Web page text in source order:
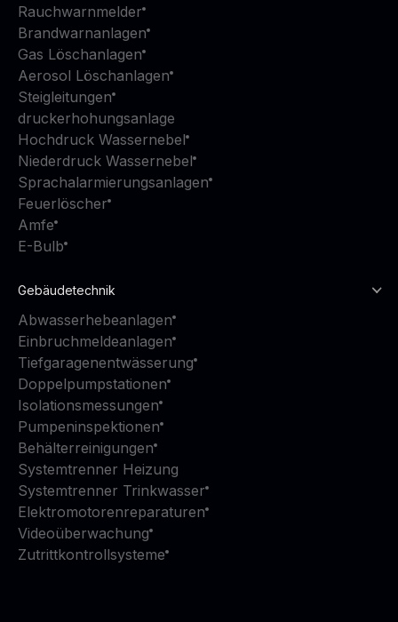
Rauchwarnmelder
Brandwarnanlagen
Gas Löschanlagen
Aerosol Löschanlagen
Steigleitungen
druckerhohungsanlage
Hochdruck Wassernebel
Niederdruck Wassernebel
Sprachalarmierungsanlagen
Feuerlöscher
Amfe
E-Bulb
Gebäudetechnik
Abwasserhebeanlagen
Einbruchmeldeanlagen
Tiefgaragenentwässerung
Doppelpumpstationen
Isolationsmessungen
Pumpeninspektionen
Behälterreinigungen
Systemtrenner Heizung
Systemtrenner Trinkwasser
Elektromotorenreparaturen
Videoüberwachung
Zutrittkontrollsysteme